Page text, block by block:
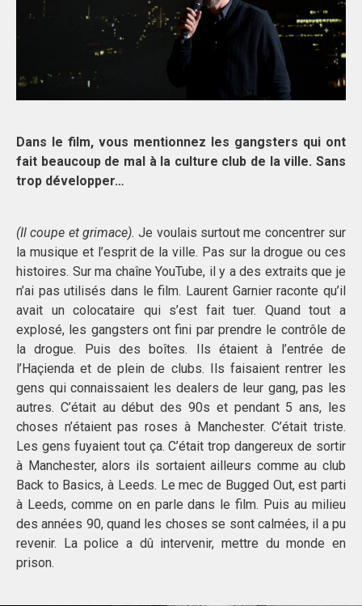
Dans le film, vous mentionnez les gangsters qui ont
fait beaucoup de mal à la culture club de la ville. Sans
trop développer…
(Il coupe et grimace). Je voulais surtout me concentrer sur
la musique et l’esprit de la ville. Pas sur la drogue ou ces
histoires. Sur ma chaîne YouTube, il y a des extraits que je
n’ai pas utilisés dans le film. Laurent Garnier raconte qu’il
avait un colocataire qui s’est fait tuer. Quand tout a
explosé, les gangsters ont fini par prendre le contrôle de
la drogue. Puis des boîtes. Ils étaient à l’entrée de
l’Haçienda et de plein de clubs. Ils faisaient rentrer les
gens qui connaissaient les dealers de leur gang, pas les
autres. C’était au début des 90s et pendant 5 ans, les
choses n’étaient pas roses à Manchester. C’était triste.
Les gens fuyaient tout ça. C’était trop dangereux de sortir
à Manchester, alors ils sortaient ailleurs comme au club
Back to Basics, à Leeds. Le mec de Bugged Out, est parti
à Leeds, comme on en parle dans le film. Puis au milieu
des années 90, quand les choses se sont calmées, il a pu
revenir. La police a dû intervenir, mettre du monde en
prison.